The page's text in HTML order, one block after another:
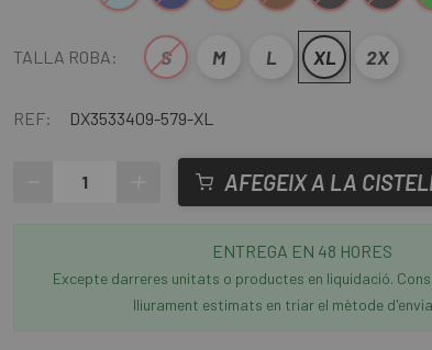
TALLA ROBA: S M L XL 2X
REF: DX3533409-579-XL
AFEGEIX A LA
ENTREGA EN 48 HORES
Excepte darreres unitats o productes en liquidació.
lliurament estimats en triar el mètode